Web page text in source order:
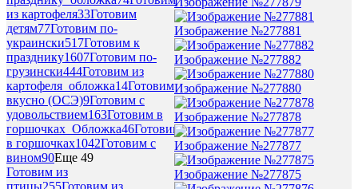
из картофеля33Готовим
детям77Готовим по-
украински517Готовим к
празднику1607Готовим по-
грузински444Готовим из
картофеля_обложка14Готовим
вкусно (ОСЭ)9Готовим с
удовольствием163Готовим в
горшочках_Обложка46Готовим
в горшочках1042Готовим с
вином90Еще 49
Готовим из
Изображение №277881
Изображение №277882
Изображение №277880
Изображение №277878
Изображение №277877
Изображение №277875